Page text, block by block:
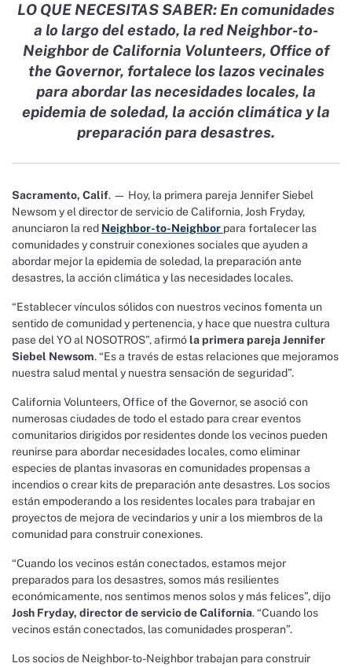
LO QUE NECESITAS SABER: En comunidades
a lo largo del estado, la red Neighbor-to-
Neighbor de California Volunteers, Office of
the Governor, fortalece los lazos vecinales
para abordar las necesidades locales, la
epidemia de soledad, la acción climática y la
preparación para desastres.
Sacramento, Calif. — Hoy, la primera pareja Jennifer Siebel
Newsom y el director de servicio de California, Josh Fryday,
anunciaron la red Neighbor-to-Neighbor para fortalecer las
comunidades y construir conexiones sociales que ayuden a
abordar mejor la epidemia de soledad, la preparación ante
desastres, la acción climática y las necesidades locales.
“Establecer vínculos sólidos con nuestros vecinos fomenta un
sentido de comunidad y pertenencia, y hace que nuestra cultura
pase del YO al NOSOTROS”, afirmó la primera pareja Jennifer
Siebel Newsom. “Es a través de estas relaciones que mejoramos
nuestra salud mental y nuestra sensación de seguridad”.
California Volunteers, Office of the Governor, se asoció con
numerosas ciudades de todo el estado para crear eventos
comunitarios dirigidos por residentes donde los vecinos pueden
reunirse para abordar necesidades locales, como eliminar
especies de plantas invasoras en comunidades propensas a
incendios o crear kits de preparación ante desastres. Los socios
están empoderando a los residentes locales para trabajar en
proyectos de mejora de vecindarios y unir a los miembros de la
comunidad para construir conexiones.
“Cuando los vecinos están conectados, estamos mejor
preparados para los desastres, somos más resilientes
económicamente, nos sentimos menos solos y más felices”, dijo
Josh Fryday, director de servicio de California. “Cuando los
vecinos están conectados, las comunidades prosperan”.
Los socios de Neighbor-to-Neighbor trabajan para construir